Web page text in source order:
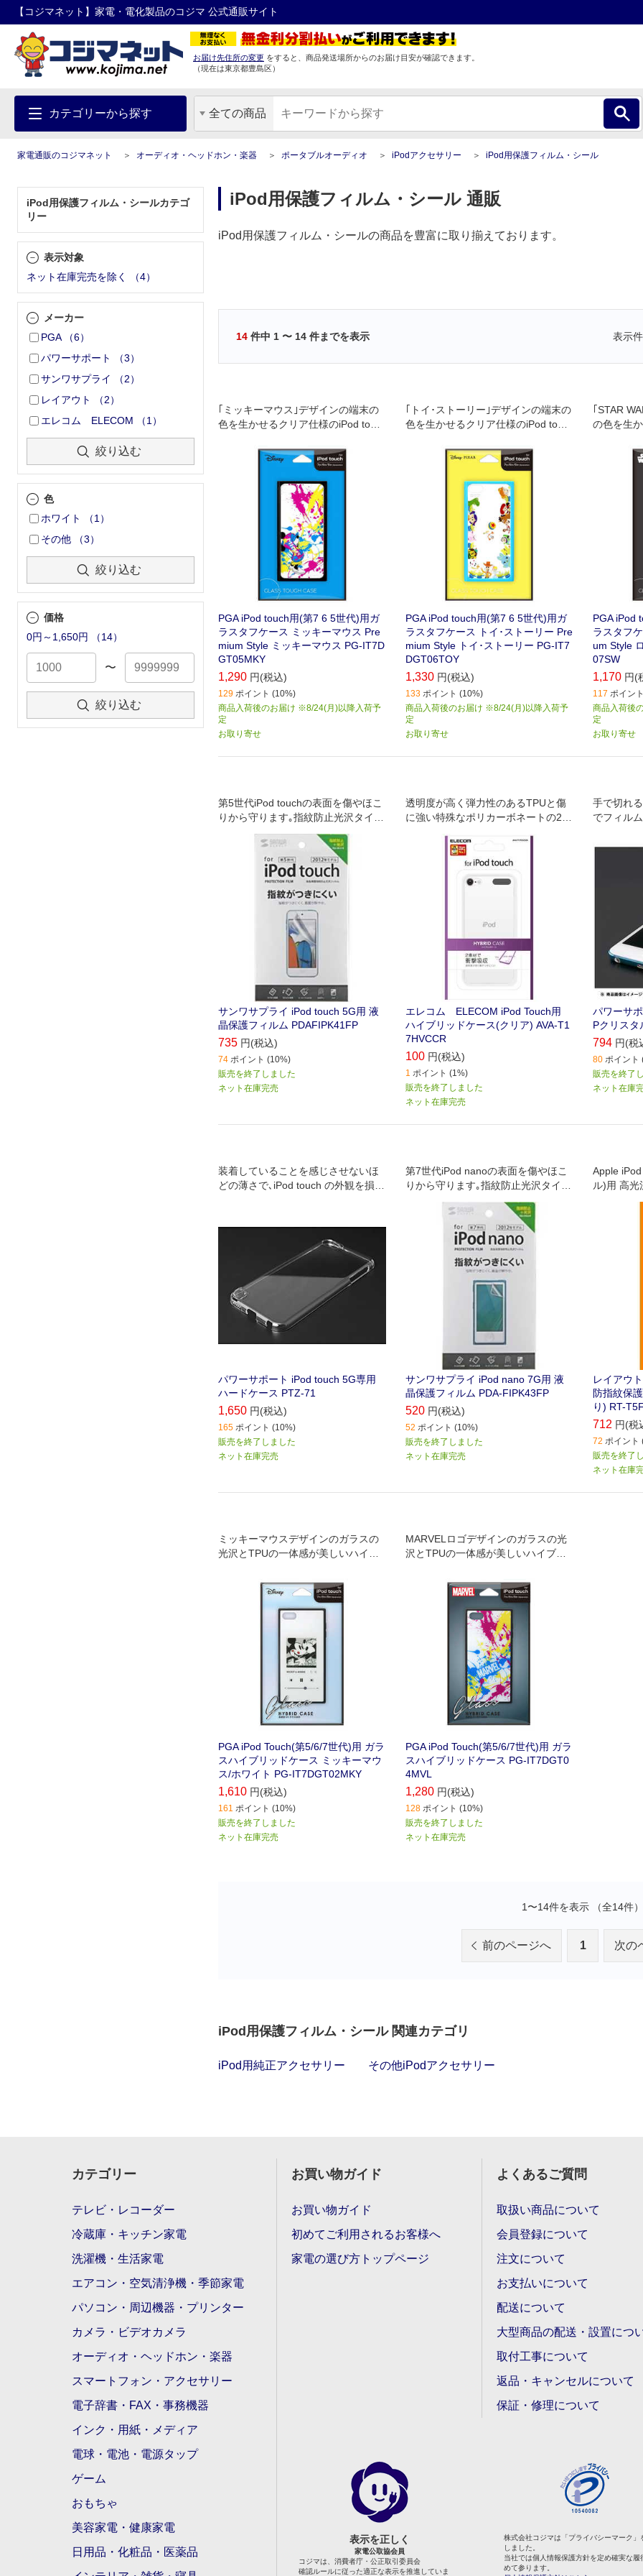
【コジマネット】家電・電化製品のコジマ 公式通販サイト
お届け先住所の変更 をすると、商品発送場所からのお届け目安が確認できます。
（現在は東京都豊島区）
カテゴリーから探す 全ての商品
家電通販のコジマネット オーディオ・ヘッドホン・楽器 ポータブルオーディオ iPodアクセサリー iPod用保護フィルム・シール
iPod用保護フィルム・シールカテゴ
リー
表示対象
ネット在庫完売を除く
（4）
メーカー
PGA
（6）
パワーサポート
（3）
サンワサプライ
（2）
レイアウト
（2）
エレコム ELECOM
（1 ）
絞り込む
色
ホワイト
（1 ）
その他
（3）
絞り込む
価格
0円～1,650円
（14）
〜
絞り込む
iPod用保護フィルム・シール 通販
iPod用保護フィルム・シールの商品を豊富に取り揃えております。
14 件中 1 〜 14 件までを表示 表示
｢ミッキーマウス｣デザインの端末の
色を生かせるクリア仕様のiPod touc
PGA iPod touch用(第7 6 5世代)用ガ
ラスタフケース ミッキーマウス Pre
mium Style ミッキーマウス PG-IT7D
GT05MKY
1,290 円(税込)
129 ポイント (10%)
商品入荷後のお届け ※8/24(月)以降入荷予
定
お取り寄せ
｢トイ･ストーリー｣デザインの端末の
色を生かせるクリア仕様のiPod touc
PGA iPod touch用(第7 6 5世代)用ガ
ラスタフケース トイ･ストーリー Pre
mium Style トイ･ストーリー PG-IT7
DGT06TOY
1,330 円(税込)
133 ポイント (10%)
商品入荷後のお届け ※8/24(月)以降入荷予
定
お取り寄せ
｢STAR
の色を生
PGA iPod
ラスタフ
um Style
07SW
1,170 円(
117 ポイン
商品入荷後
定
お取り寄せ
第5世代iPod touchの表面を傷やほこ
りから守ります｡指紋防止光沢タイ
サンワサプライ iPod touch 5G用 液
晶保護フィルム PDAFIPK41FP
735 円(税込)
74 ポイント (10%)
販売を終了しました
ネット在庫完売
透明度が高く弾力性のあるTPUと傷
に強い特殊なポリカーボネートの2つ
ブリッドケースです｡
エレコム ELECOM iPod Touch用
ハイブリッドケース(クリア) AVA-T1
7HVCCR
100 円(税込)
1 ポイント (1%)
販売を終了しました
ネット在庫完売
手で切れ
でフィル
パワーサ
Pクリス
794 円(税
80 ポイント
販売を終了
ネット在庫
装着していることを感じさせないほ
どの薄さで､iPod touch の外観を損な
パワーサポート iPod touch 5G専用
ハードケース PTZ-71
1,650 円(税込)
165 ポイント (10%)
販売を終了しました
ネット在庫完売
第7世代iPod nanoの表面を傷やほこ
りから守ります｡指紋防止光沢タイ
サンワサプライ iPod nano 7G用 液
晶保護フィルム PDA-FIPK43FP
520 円(税込)
52 ポイント (10%)
販売を終了しました
ネット在庫完売
Apple
ル)用 高光
レイアウ
防指紋保
り) RT-
712 円(税
72 ポイント
販売を終了
ネット在庫
ミッキーマウスデザインのガラスの
光沢とTPUの一体感が美しいハイブ
代)用 ガラスハイブリッドケース
PGA iPod Touch(第5/6/7世代)用 ガラ
スハイブリッドケース ミッキーマウ
ス/ホワイト PG-IT7DGT02MKY
1,610 円(税込)
161 ポイント (10%)
販売を終了しました
ネット在庫完売
MARVELロゴデザインのガラスの光
沢とTPUの一体感が美しいハイブリ
用 ガラスハイブリッドケース
PGA iPod Touch(第5/6/7世代)用 ガラ
スハイブリッドケース PG-IT7DGT0
4MVL
1,280 円(税込)
128 ポイント (10%)
販売を終了しました
ネット在庫完売
1〜14件を表示 （全14件）
前のページへ 1 次の
iPod用保護フィルム・シール 関連カテゴリ
iPod用純正アクセサリー その他iPodアクセサリー
カテゴリー
テレビ・レコーダー
冷蔵庫・キッチン家電
洗濯機・生活家電
エアコン・空気清浄機・季節家電
パソコン・周辺機器・プリンター
カメラ・ビデオカメラ
オーディオ・ヘッドホン・楽器
スマートフォン・アクセサリー
電子辞書・FAX・事務機器
インク・用紙・メディア
電球・電池・電源タップ
ゲーム
おもちゃ
美容家電・健康家電
日用品・化粧品・医薬品
お買い物ガイド
お買い物ガイド
初めてご利用されるお客様へ
家電の選び方トップページ
よくあるご質問
取扱い商品について
会員登録について
注文について
お支払いについて
配送について
大型商品の配送・設置につ
取付工事について
返品・キャンセルについて
保証・修理について
表示を正しく
家電公取協会員
コジマは、消費者庁・公正取引委員会
確認ルールに従った適正な表示を推進していま
株式会社コジマは「プライバシーマーク」
しました。
当社では個人情報保護方針を定め確実な履
めて参ります。